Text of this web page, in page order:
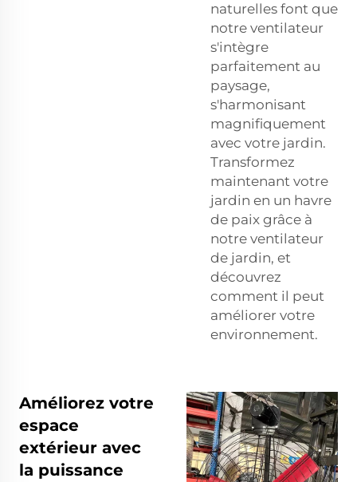
naturelles font que
notre ventilateur
s'intègre
parfaitement au
paysage,
s'harmonisant
magnifiquement
avec votre jardin.
Transformez
maintenant votre
jardin en un havre
de paix grâce à
notre ventilateur
de jardin, et
découvrez
comment il peut
améliorer votre
environnement.
Améliorez votre
espace
extérieur avec
la puissance